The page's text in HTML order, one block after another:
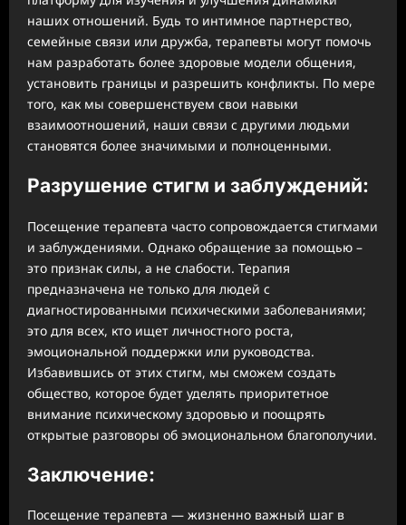
наших отношений. Будь то интимное партнерство,
семейные связи или дружба, терапевты могут помочь
нам разработать более здоровые модели общения,
установить границы и разрешить конфликты. По мере
того, как мы совершенствуем свои навыки
взаимоотношений, наши связи с другими людьми
становятся более значимыми и полноценными.
Разрушение стигм и заблуждений:
Посещение терапевта часто сопровождается стигмами
и заблуждениями. Однако обращение за помощью –
это признак силы, а не слабости. Терапия
предназначена не только для людей с
диагностированными психическими заболеваниями;
это для всех, кто ищет личностного роста,
эмоциональной поддержки или руководства.
Избавившись от этих стигм, мы сможем создать
общество, которое будет уделять приоритетное
внимание психическому здоровью и поощрять
открытые разговоры об эмоциональном благополучии.
Заключение:
Посещение терапевта — жизненно важный шаг в